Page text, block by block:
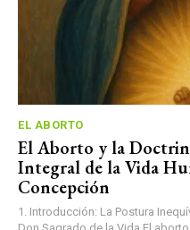
EL ABORTO
El Aborto y la
Integral de la Vida
Concepción
1. Introducción: La Postura